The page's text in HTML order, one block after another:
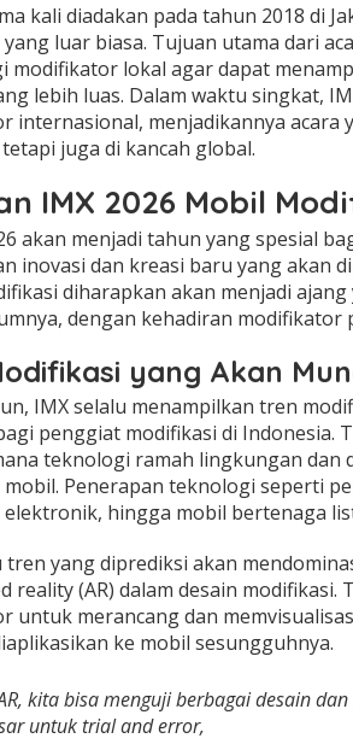
kali diadakan pada tahun 2018 di
luar biasa. Tujuan utama dari
modifikator lokal agar dapat
lebih luas. Dalam waktu singkat,
internasional, menjadikannya acara
juga di kancah global.
IMX 2026 Mobil
akan menjadi tahun yang spesial
inovasi dan kreasi baru yang akan
diharapkan akan menjadi
dengan kehadiran modifikator
yang Akan
IMX selalu menampilkan tren
penggiat modifikasi di Indonesia.
teknologi ramah lingkungan dan
mobil. Penerapan teknologi seperti
elektronik, hingga mobil bertenaga
tren yang diprediksi akan
reality (AR) dalam desain
untuk merancang dan
ke mobil sesungguhnya.
kita bisa menguji berbagai desain
untuk trial and error,